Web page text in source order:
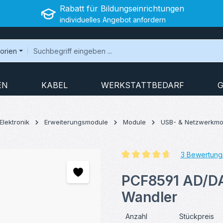
Rabatt für Bildungseinrichtungen
individuelles Angebot anfordern
KABEL WERKSTATTBEDARF
Erweiterungsmodule Module USB- &
3
PCF8591 AD/
Wandler
Anzahl Stückpreis